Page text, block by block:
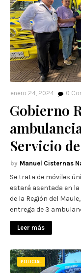
enero 24, 2024 0
Gobierno
Servicio
Manuel Cisternas
Se trata de móviles
estará asentada en la
de la Región del
entrega de 3
Leer más
POLICIAL